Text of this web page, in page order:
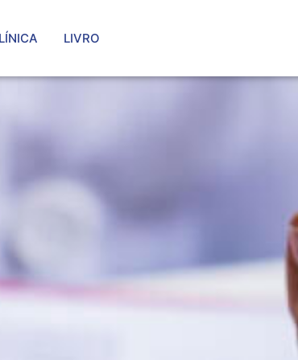
LIVRO